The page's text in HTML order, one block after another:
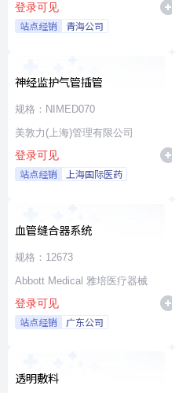
登录可见
站点经销 青海公司
神经监护气管插管
规格：NIMED070
美敦力(上海)管理有限公司
登录可见
站点经销 上海国际医药
血管缝合器系统
规格：12673
Abbott Medical 雅培医疗器械
登录可见
站点经销 广东公司
透明敷料